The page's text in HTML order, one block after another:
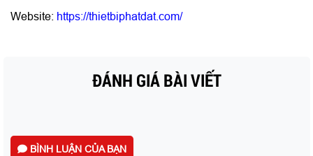
Website: https://thietbiphatdat.com/
ĐÁNH GIÁ BÀI VIẾT
BÌNH LUẬN CỦA BẠN